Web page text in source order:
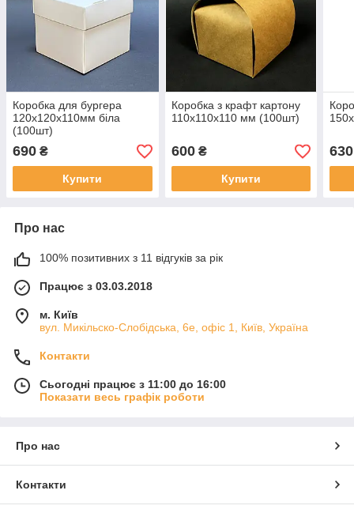
Коробка для бургера
120х120х110мм біла
(100шт)
690 ₴
Купити
Коробка з крафт картону
110х110х110 мм (100шт)
600₴
Купити
630
Про нас
100% позитивних з 11 відгуків за рік
Працює з 03.03.2018
м. Київ
вул. Микільско-Слобідська, 6е, офіс 1, Київ, Україна
Контакти
Сьогодні працює з 11:00 до 16:00
Показати весь графік роботи
Про нас
Контакти